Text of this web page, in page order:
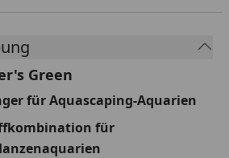
Green
für Aquascaping-Aquarien
für